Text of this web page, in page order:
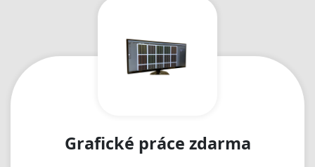
Grafické práce zdarma